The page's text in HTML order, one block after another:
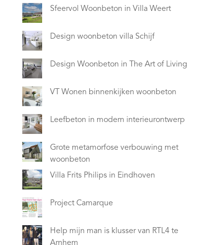
Sfeervol Woonbeton in Villa Weert
Design woonbeton villa Schijf
Design Woonbeton in The Art of Living
VT Wonen binnenkijken woonbeton
Leefbeton in modern interieurontwerp
Grote metamorfose verbouwing met
woonbeton
Villa Frits Philips in Eindhoven
Project Camarque
Help mijn man is klusser van RTL4 te
Arnhem